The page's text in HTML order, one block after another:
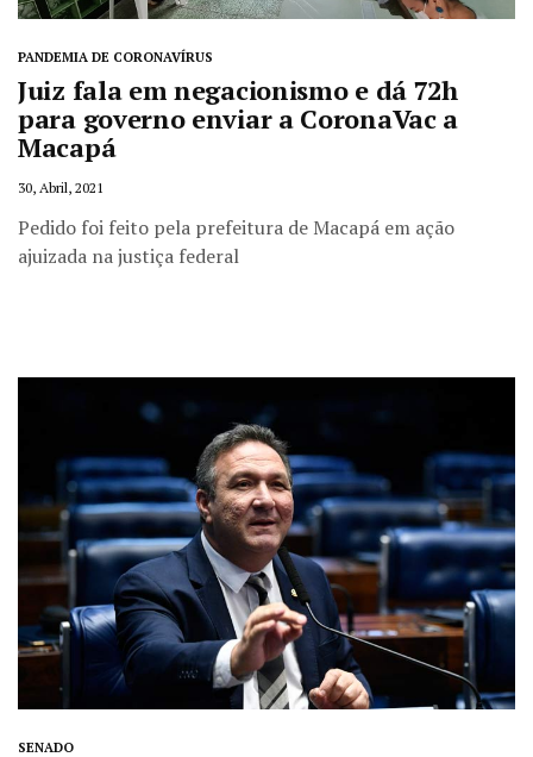
PANDEMIA DE CORONAVÍRUS
Juiz fala em negacionismo e dá 72h
para governo enviar a CoronaVac a
Macapá
30, Abril, 2021
Pedido foi feito pela prefeitura de Macapá em ação
ajuizada na justiça federal
SENADO